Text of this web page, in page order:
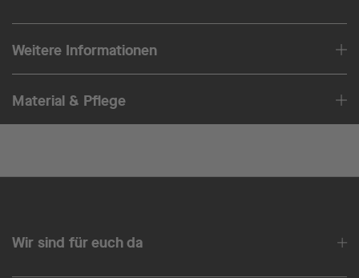
Weitere Informationen
Material & Pflege
Wir sind für euch da